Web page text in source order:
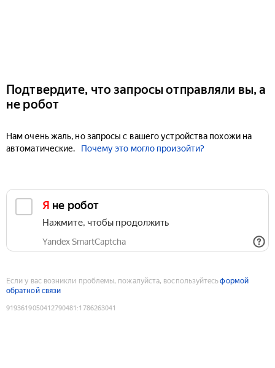
Подтвердите, что запросы отправляли вы, а
не робот
Нам очень жаль, но запросы с вашего устройства похожи на
автоматические.
Почему это могло произойти?
Я не робот
Нажмите, чтобы продолжить
Yandex SmartCaptcha
Если у вас возникли проблемы, пожалуйста, воспользуйтесьформой
обратной связи
9193619050412790481 :1786263041